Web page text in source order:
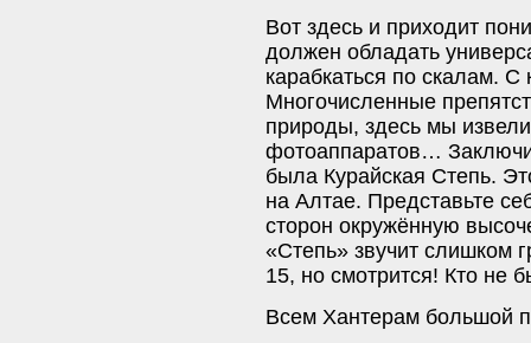
Вот здесь и приходит
должен обладать
карабкаться по скалам. С
Многочисленные
природы, здесь мы
фотоаппаратов…
была Курайская Степь.
на Алтае. Представьте
сторон окружённую
«Степь» звучит слишком
15, но смотрится! Кто не
Всем Хантерам большой